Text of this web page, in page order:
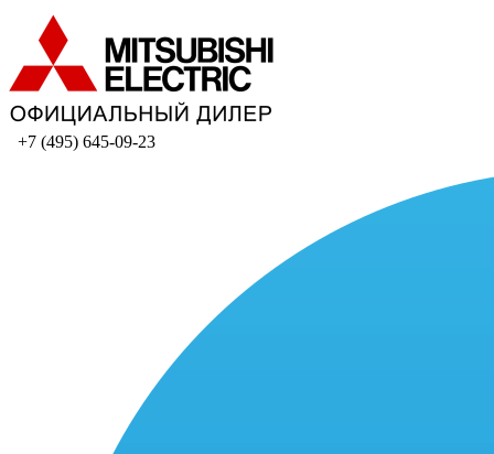
+7 (495) 645-09-23